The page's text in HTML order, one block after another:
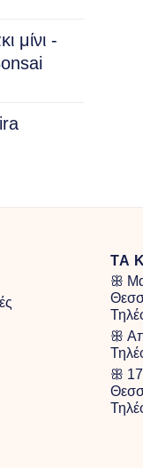
μίνι -
ΤΑ
ꕥ
ꕥ
ꕥ